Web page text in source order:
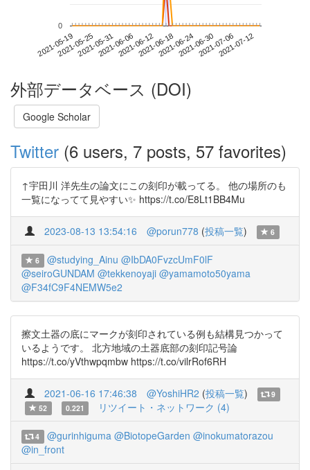
2021-05-192021-05-252021-05-312021-06-062021-06-122021-06-182021-06-242021-06-302021-07-062021-07-12
0
外部データベース (DOI)
Google Scholar
Twitter (6 users, 7 posts, 57 favorites)
↑宇田川 洋先生の論文にこの刻印が載ってる。 他の場所のも
一覧になってて見やすい✨ https://t.co/E8Lt1BB4Mu
2023-08-13 13:54:16 @porun778 (投稿一覧) 6
6 @studying_Ainu @IbDA0FvzcUmF0lF
@seiroGUNDAM @tekkenoyaji @yamamoto50yama
@F34fC9F4NEMW5e2
擦文土器の底にマークが刻印されている例も結構見つかって
いるようです。 北方地域の土器底部の刻印記号論
https://t.co/yVthwpqmbw https://t.co/vilrRof6RH
2021-06-16 17:46:38 @YoshiHR2 (投稿一覧)
9
52
0.221 リツイート・ネットワーク (4)
4 @gurinhiguma @BiotopeGarden @inokumatorazou
@in_front